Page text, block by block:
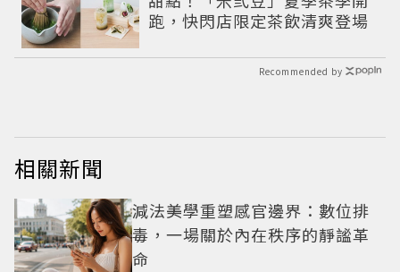
跑，快閃店限定茶飲清爽登場
Recommended by
相關新聞
減法美學重塑感官邊界：數位排
毒，一場關於內在秩序的靜謐革
命